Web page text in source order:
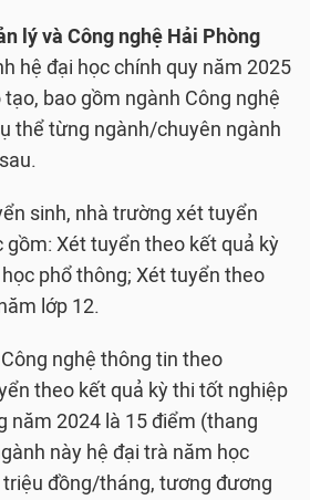
lý và Công nghệ Hải Phòng
hệ đại học chính quy năm 2025
bao gồm ngành Công nghệ
thể từng ngành/chuyên ngành
sinh, nhà trường xét tuyển
Xét tuyển theo kết quả kỳ
phổ thông; Xét tuyển theo
lớp 12.
nghệ thông tin theo
theo kết quả kỳ thi tốt nghiệp
năm 2024 là 15 điểm (thang
này hệ đại trà năm học
đồng/tháng, tương đương